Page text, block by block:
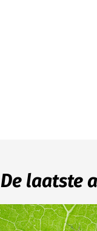
De laatste